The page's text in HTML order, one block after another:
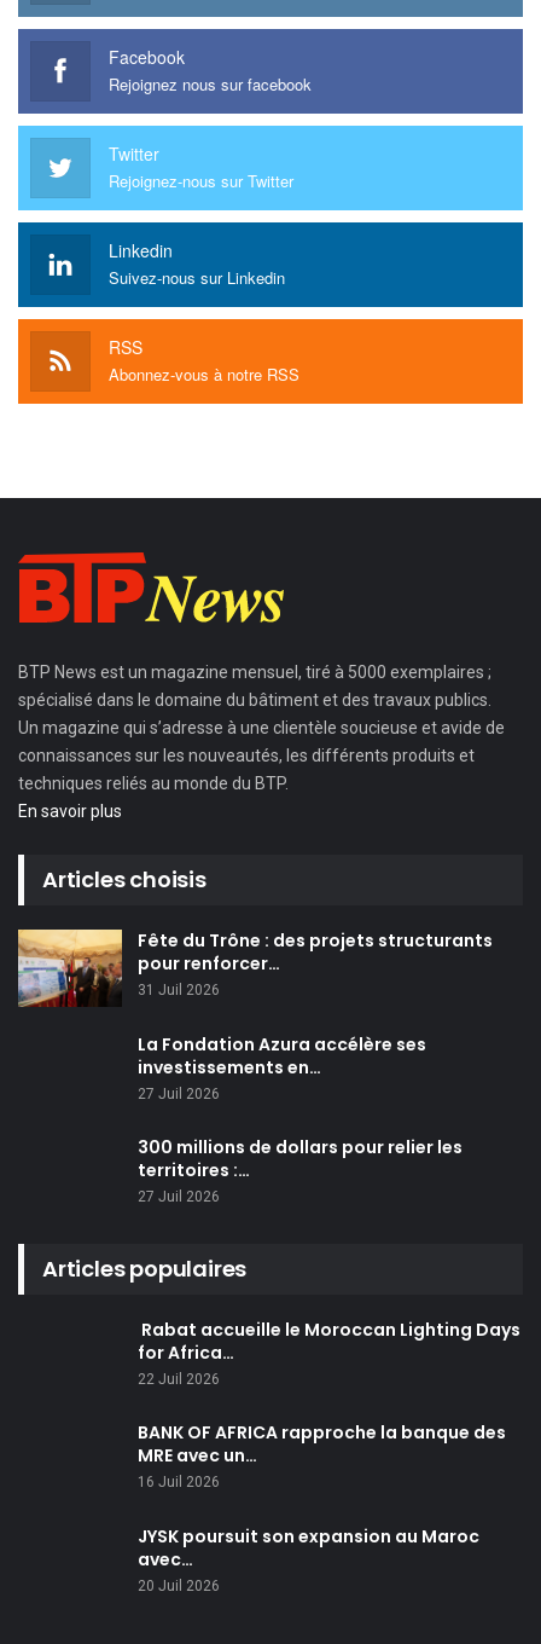
Facebook
Rejoignez nous sur facebook
Twitter
Rejoignez-nous sur Twitter
Linkedin
Suivez-nous sur Linkedin
RSS
Abonnez-vous à notre RSS
BTP News est un magazine mensuel, tiré à 5000 exemplaires ;
spécialisé dans le domaine du bâtiment et des travaux publics.
Un magazine qui s’adresse à une clientèle soucieuse et avide de
connaissances sur les nouveautés, les différents produits et
techniques reliés au monde du BTP.
En savoir plus
Articles choisis
Fête du Trône : des projets structurants
pour renforcer…
31 Juil 2026
La Fondation Azura accélère ses
investissements en…
27 Juil 2026
300 millions de dollars pour relier les
territoires :…
27 Juil 2026
Articles populaires
Rabat accueille le Moroccan Lighting Days
for Africa…
22 Juil 2026
BANK OF AFRICA rapproche la banque des
MRE avec un…
16 Juil 2026
JYSK poursuit son expansion au Maroc
avec…
20 Juil 2026